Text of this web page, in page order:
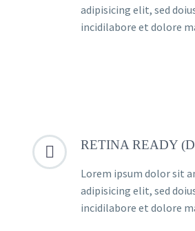
adipisicing elit, sed
incidilabore et dolore

 RETINA READY
Lorem ipsum dolor sit
adipisicing elit, sed
incidilabore et dolore